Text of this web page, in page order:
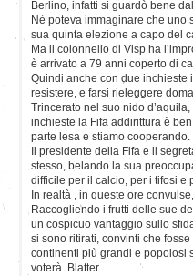
Berlino, infatti si guardò bene
Nè poteva immaginare che
sua quinta elezione a capo del
Ma il colonnello di Visp ha
è arrivato a 79 anni coperto di
Quindi anche con due inchieste
resistere, e farsi rieleggere
Trincerato nel suo nido
inchieste la Fifa addirittura è
parte lesa e stiamo cooperando.
Il presidente della Fifa e il
stesso, belando la sua
difficile per il calcio, per i tifosi e
In realtà , in queste ore
Raccogliendo i frutti delle sue
un cospicuo vantaggio sullo
si sono ritirati, convinti che
continenti più grandi e popolosi
voterà Blatter.